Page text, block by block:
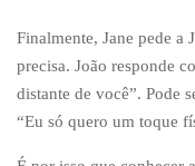
Finalmente, Jane pede a
precisa. João responde
distante de você”. Pode
“Eu só quero um toque